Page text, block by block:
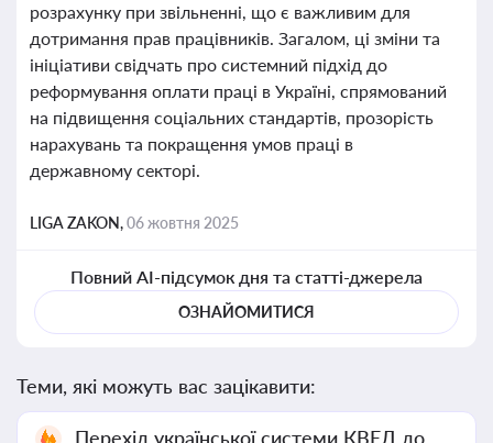
розрахунку при звільненні, що є важливим для
дотримання прав працівників. Загалом, ці зміни та
ініціативи свідчать про системний підхід до
реформування оплати праці в Україні, спрямований
на підвищення соціальних стандартів, прозорість
нарахувань та покращення умов праці в
державному секторі.
LIGA ZAKON,06 жовтня 2025
Повний AI-підсумок дня та статті-джерела
ОЗНАЙОМИТИСЯ
Теми, які можуть вас зацікавити:
Перехід української системи КВЕД до